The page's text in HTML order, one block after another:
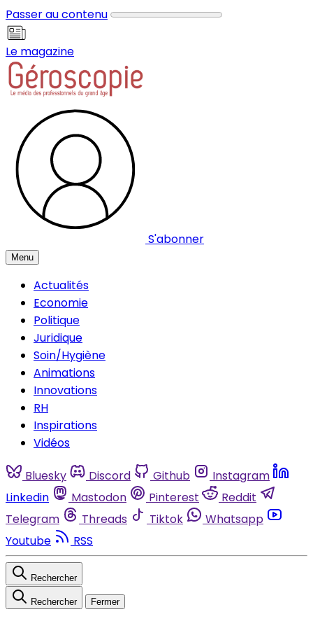
Passer au contenu
Le magazine
S'abonner
Menu
Actualités
Economie
Politique
Juridique
Soin/Hygiène
Animations
Innovations
RH
Inspirations
Vidéos
Bluesky Discord Github
Instagram
Linkedin
Mastodon Pinterest
Reddit
Telegram
Threads Tiktok
Whatsapp
Youtube
RSS
Rechercher
Rechercher Fermer
Panneau de gestion des cookies